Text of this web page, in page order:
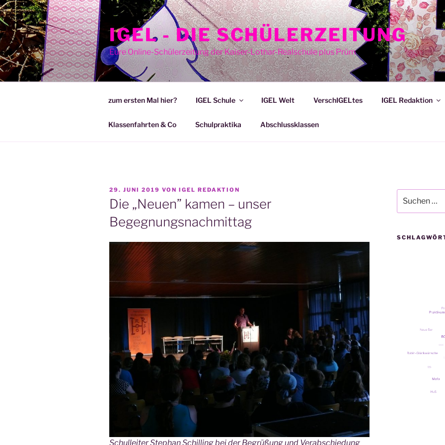
Zum
Inhalt
springen
IGEL - DIE SCHÜLERZEITUNG
Eure Online-Schülerzeitung der Kaiser-Lothar-Realschule plus Prüm
zum ersten Mal hier? IGEL Schule IGEL Welt VerschIGELtes IGEL Redaktion
Klassenfahrten & Co Schulpraktika Abschlussklassen
VERÖFFENTLICHT
AM
29. JUNI 2019 VON IGEL REDAKTION
Die „Neuen” kamen – unser
Begegnungsnachmittag
Schul­lei­ter Ste­phan Schil­ling bei der Begrü­ßung und Verabschiedung
nach: